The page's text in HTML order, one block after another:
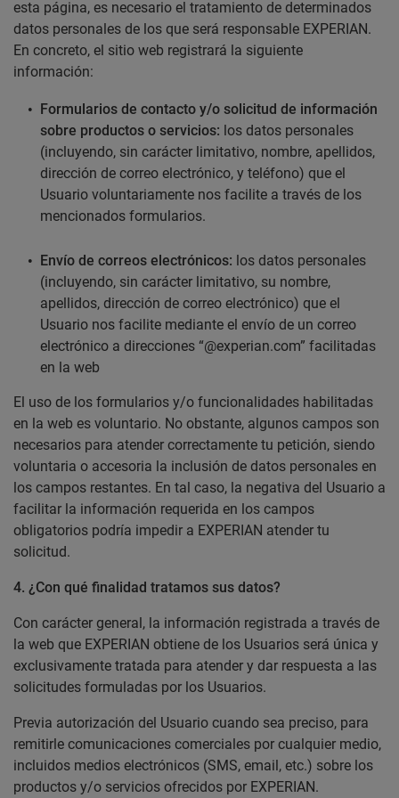
esta página, es necesario el tratamiento de determinados
datos personales de los que será responsable EXPERIAN.
En concreto, el sitio web registrará la siguiente
información:
Formularios de contacto y/o solicitud de información
sobre productos o servicios: los datos personales
(incluyendo, sin carácter limitativo, nombre, apellidos,
dirección de correo electrónico, y teléfono) que el
Usuario voluntariamente nos facilite a través de los
mencionados formularios.
Envío de correos electrónicos: los datos personales
(incluyendo, sin carácter limitativo, su nombre,
apellidos, dirección de correo electrónico) que el
Usuario nos facilite mediante el envío de un correo
electrónico a direcciones “@experian.com” facilitadas
en la web
El uso de los formularios y/o funcionalidades habilitadas
en la web es voluntario. No obstante, algunos campos son
necesarios para atender correctamente tu petición, siendo
voluntaria o accesoria la inclusión de datos personales en
los campos restantes. En tal caso, la negativa del Usuario a
facilitar la información requerida en los campos
obligatorios podría impedir a EXPERIAN atender tu
solicitud.
4. ¿Con qué finalidad tratamos sus datos?
Con carácter general, la información registrada a través de
la web que EXPERIAN obtiene de los Usuarios será única y
exclusivamente tratada para atender y dar respuesta a las
solicitudes formuladas por los Usuarios.
Previa autorización del Usuario cuando sea preciso, para
remitirle comunicaciones comerciales por cualquier medio,
incluidos medios electrónicos (SMS, email, etc.) sobre los
productos y/o servicios ofrecidos por EXPERIAN.